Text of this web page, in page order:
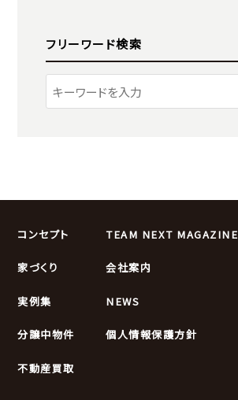
フリーワード検索
コンセプト
家づくり
実例集
分譲中物件
不動産買取
TEAM NEXT MAGAZINE
会社案内
NEWS
個人情報保護方針